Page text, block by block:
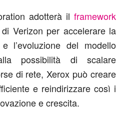
adotterà il framework
di Verizon per accelerare la
l’evoluzione del modello
possibilità di scalare
di rete, Xerox può creare
e reindirizzare così i
e crescita.